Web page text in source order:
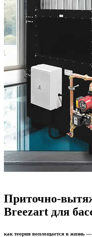
Приточно-
Breezart для
как теория воплощается в жизнь